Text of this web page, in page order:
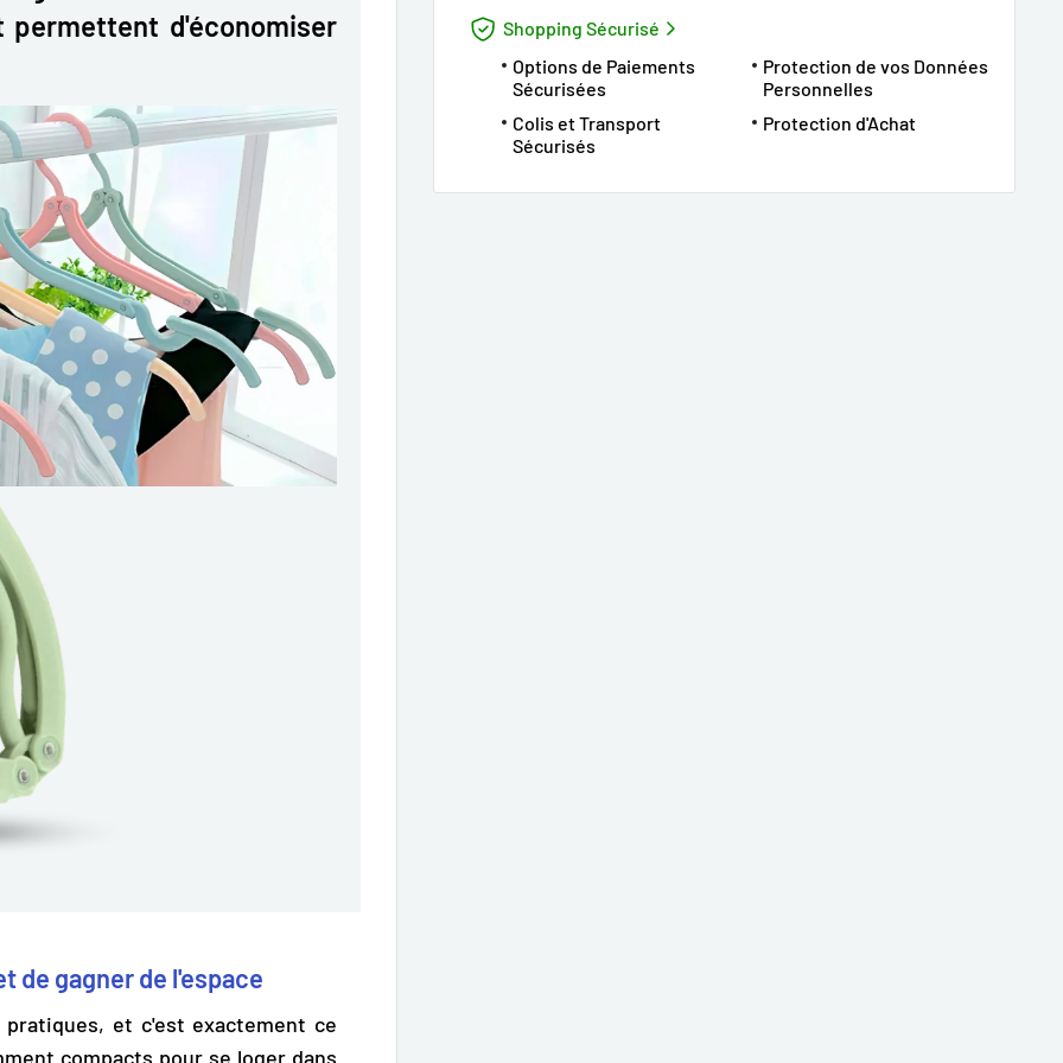
Shopping Sécurisé
Options de Paiements
Sécurisées
Protection de vos Données
Personnelles
Colis et Transport
Sécurisés
Protection d'Achat
d'économiser
de gagner de l'espace
et c'est exactement ce
compacts pour se loger dans